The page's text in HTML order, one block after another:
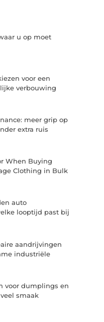
u op moet
voor een
verbouwing
meer grip op
extra ruis
When Buying
Clothing in Bulk
auto
looptijd past bij
aandrijvingen
industriële
voor dumplings en
smaak